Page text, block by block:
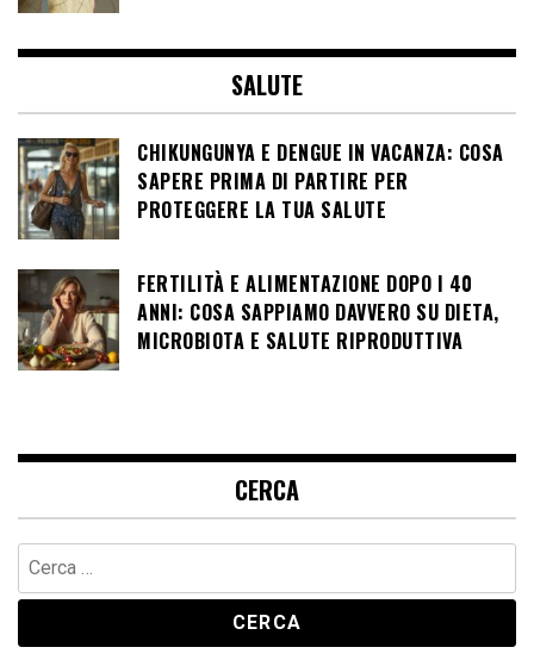
SALUTE
CHIKUNGUNYA E DENGUE IN VACANZA: COSA
SAPERE PRIMA DI PARTIRE PER
PROTEGGERE LA TUA SALUTE
FERTILITÀ E ALIMENTAZIONE DOPO I 40
ANNI: COSA SAPPIAMO DAVVERO SU DIETA,
MICROBIOTA E SALUTE RIPRODUTTIVA
CERCA
Ricerca
per: